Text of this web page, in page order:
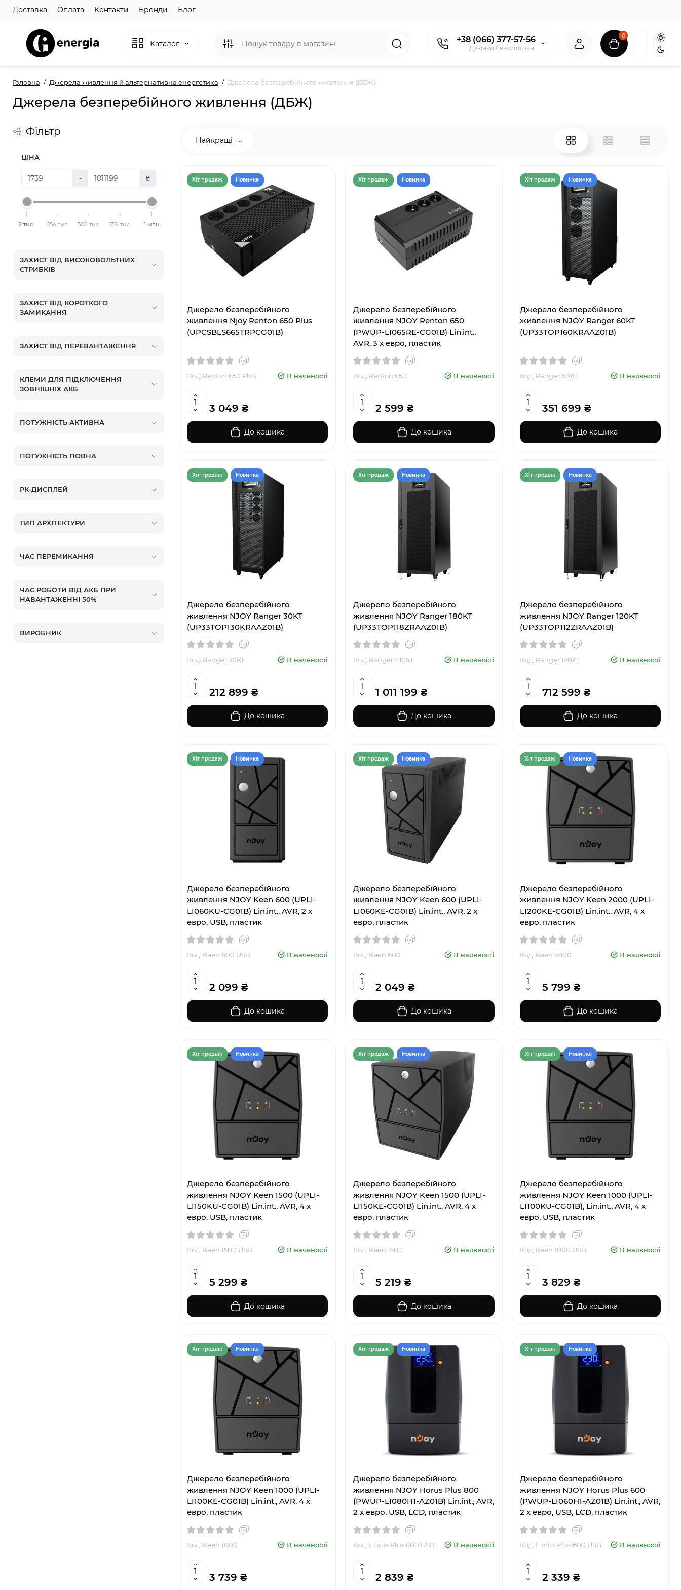
Доставка Оплата Контакти Бренди Блог
Каталог +38 (066) 377-57-56
Дзвінки безкоштовні
0
Головна Джерела живлення й альтернативна енергетика Джерела безперебійного живлення (ДБЖ)
Джерела безперебійного живлення (ДБЖ)
Фільтр
ЦІНА
- ₴
2 тис. 254 тис. 506 тис. 759 тис. 1 млн
ЗАХИСТ ВІД ВИСОКОВОЛЬТНИХ
СТРИБКІВ
ЗАХИСТ ВІД КОРОТКОГО
ЗАМИКАННЯ
ЗАХИСТ ВІД ПЕРЕВАНТАЖЕННЯ
КЛЕМИ ДЛЯ ПІДКЛЮЧЕННЯ
ЗОВНІШНІХ АКБ
ПОТУЖНІСТЬ АКТИВНА
ПОТУЖНІСТЬ ПОВНА
РК-ДИСПЛЕЙ
ТИП АРХІТЕКТУРИ
ЧАС ПЕРЕМИКАННЯ
ЧАС РОБОТИ ВІД АКБ ПРИ
НАВАНТАЖЕННІ 50%
ВИРОБНИК
Найкращі
Хiт продаж Новинка
Джерело безперебійного
живлення Njoy Renton 650 Plus
(UPCSBLS665TRPCG01B)
Код: Renton 650 Plus В наявності
3 049 ₴
До кошика
Хiт продаж Новинка
Джерело безперебійного
живлення NJOY Renton 650
(PWUP-LI065RE-CG01B) Lin.int.,
AVR, 3 x евро, пластик
Код: Renton 650 В наявності
2 599 ₴
До кошика
Хiт продаж Новинка
Джерело безперебійного
живлення NJOY Ranger 60KT
(UP33TOP160KRAAZ01B)
Код: Ranger 60KT В наявності
351 699 ₴
До кошика
Хiт продаж Новинка
Джерело безперебійного
живлення NJOY Ranger 30KT
(UP33TOP130KRAAZ01B)
Код: Ranger 30KT В наявності
212 899 ₴
До кошика
Хiт продаж Новинка
Джерело безперебійного
живлення NJOY Ranger 180KT
(UP33TOP118ZRAAZ01B)
Код: Ranger 180KT В наявності
1 011 199 ₴
До кошика
Хiт продаж Новинка
Джерело безперебійного
живлення NJOY Ranger 120KT
(UP33TOP112ZRAAZ01B)
Код: Ranger 120KT В наявності
712 599 ₴
До кошика
Хiт продаж Новинка
Джерело безперебійного
живлення NJOY Keen 600 (UPLI-
LI060KU-CG01B) Lin.int., AVR, 2 x
евро, USB, пластик
Код: Keen 600 USB В наявності
2 099 ₴
До кошика
Хiт продаж Новинка
Джерело безперебійного
живлення NJOY Keen 600 (UPLI-
LI060KE-CG01B) Lin.int., AVR, 2 x
евро, пластик
Код: Keen 600 В наявності
2 049 ₴
До кошика
Хiт продаж Новинка
Джерело безперебійного
живлення NJOY Keen 2000 (UPLI-
LI200KE-CG01B) Lin.int., AVR, 4 x
евро, пластик
Код: Keen 2000 В наявності
5 799 ₴
До кошика
Хiт продаж Новинка
Джерело безперебійного
живлення NJOY Keen 1500 (UPLI-
LI150KU-CG01B) Lin.int., AVR, 4 x
евро, USB, пластик
Код: Keen 1500 USB В наявності
5 299 ₴
До кошика
Хiт продаж Новинка
Джерело безперебійного
живлення NJOY Keen 1500 (UPLI-
LI150KE-CG01B) Lin.int., AVR, 4 x
евро, пластик
Код: Keen 1500 В наявності
5 219 ₴
До кошика
Хiт продаж Новинка
Джерело безперебійного
живлення NJOY Keen 1000 (UPLI-
LI100KU-CG01B), Lin.int., AVR, 4 x
евро, USB, пластик
Код: Keen 1000 USB В наявності
3 829 ₴
До кошика
Хiт продаж Новинка
Джерело безперебійного
живлення NJOY Keen 1000 (UPLI-
LI100KE-CG01B) Lin.int., AVR, 4 x
евро, пластик
Код: Keen 1000 В наявності
3 739 ₴
Хiт продаж Новинка
Джерело безперебійного
живлення NJOY Horus Plus 800
(PWUP-LI080H1-AZ01B) Lin.int., AVR,
2 x евро, USB, LCD, пластик
Код: Horus Plus 800 USB В наявності
2 839 ₴
Хiт продаж Новинка
Джерело безперебійного
живлення NJOY Horus Plus 600
(PWUP-LI060H1-AZ01B) Lin.int., AVR,
2 x евро, USB, LCD, пластик
Код: Horus Plus 600 USB В наявності
2 339 ₴